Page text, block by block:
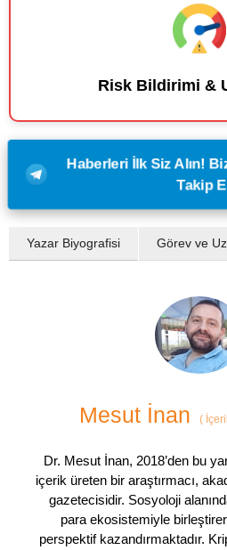
Risk Bildirimi &
Haberleri İlk Siz Alın!
Takip
Yazar Biyografisi Görev ve
Mesut İnan (
Dr. Mesut İnan, 2018’den bu
içerik üreten bir araştırmacı,
gazetecisidir. Sosyoloji
para ekosistemiyle
perspektif kazandırmaktadır.